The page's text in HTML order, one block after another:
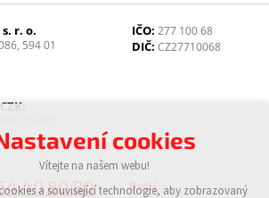
r. o.
594 01
IČO: 277 100 68
DIČ: CZ27710068
40 80 80
Další
cookies
Vítejte na našem webu!
a související technologie, aby zobrazovaný